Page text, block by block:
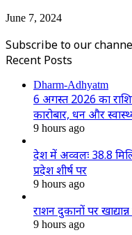
June 7, 2024
Subscribe to our
Recent Posts
Dharm-Adhyatm
6 अगस्त 2026 का
कारोबार, धन और
9 hours ago
देश में अव्वलः 38.8
प्रदेश शीर्ष पर
9 hours ago
राशन दुकानों पर
9 hours ago